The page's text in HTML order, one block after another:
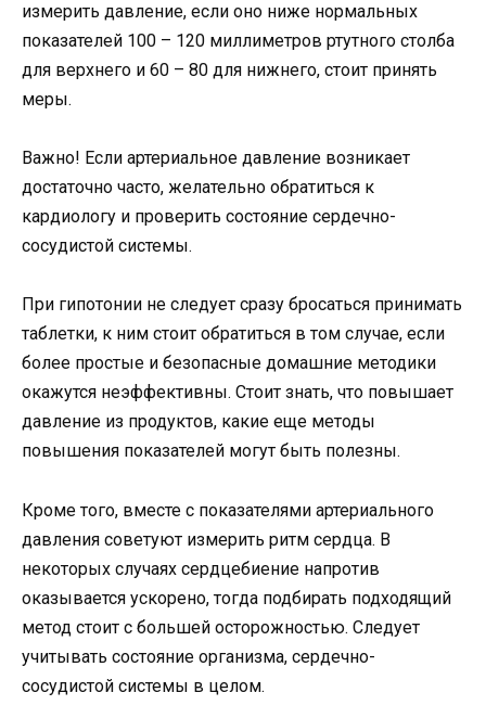
измерить давление, если оно ниже нормальных
показателей 100 – 120 миллиметров ртутного столба
для верхнего и 60 – 80 для нижнего, стоит принять
меры.
Важно! Если артериальное давление возникает
достаточно часто, желательно обратиться к
кардиологу и проверить состояние сердечно-
сосудистой системы.
При гипотонии не следует сразу бросаться принимать
таблетки, к ним стоит обратиться в том случае, если
более простые и безопасные домашние методики
окажутся неэффективны. Стоит знать, что повышает
давление из продуктов, какие еще методы
повышения показателей могут быть полезны.
Кроме того, вместе с показателями артериального
давления советуют измерить ритм сердца. В
некоторых случаях сердцебиение напротив
оказывается ускорено, тогда подбирать подходящий
метод стоит с большей осторожностью. Следует
учитывать состояние организма, сердечно-
сосудистой системы в целом.